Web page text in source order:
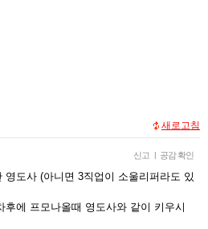
새로고침
신고 | 공감 확인
도사 (아니면 3직업이 소울리퍼라도 있
후에 프모나올때 영도사와 같이 키우시